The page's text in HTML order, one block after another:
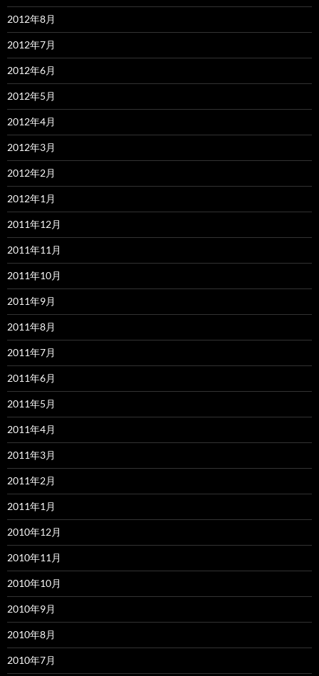
2012年8月
2012年7月
2012年6月
2012年5月
2012年4月
2012年3月
2012年2月
2012年1月
2011年12月
2011年11月
2011年10月
2011年9月
2011年8月
2011年7月
2011年6月
2011年5月
2011年4月
2011年3月
2011年2月
2011年1月
2010年12月
2010年11月
2010年10月
2010年9月
2010年8月
2010年7月